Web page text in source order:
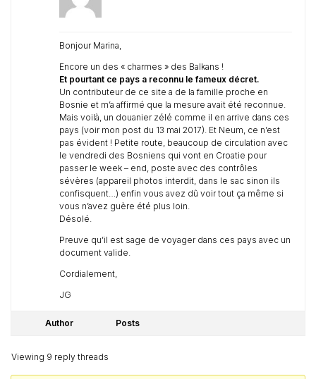
Bonjour Marina,
Encore un des « charmes » des Balkans !
Et pourtant ce pays a reconnu le fameux décret.
Un contributeur de ce site a de la famille proche en
Bosnie et m’a affirmé que la mesure avait été reconnue.
Mais voilà, un douanier zélé comme il en arrive dans ces
pays (voir mon post du 13 mai 2017). Et Neum, ce n’est
pas évident ! Petite route, beaucoup de circulation avec
le vendredi des Bosniens qui vont en Croatie pour
passer le week – end, poste avec des contrôles
sévères (appareil photos interdit, dans le sac sinon ils
confisquent…) enfin vous avez dû voir tout ça même si
vous n’avez guère été plus loin.
Désolé.
Preuve qu’il est sage de voyager dans ces pays avec un
document valide.
Cordialement,
JG
Author Posts
Viewing 9 reply threads